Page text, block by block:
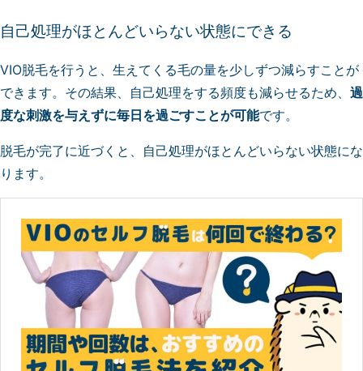
自己処理がほとんどいらない状態にできる
VIO脱毛を行うと、生えてくる毛の量を少しずつ減らすことが
できます。その結果、自己処理をする頻度も減らせるため、 過
度な刺激を与えずに毎日を過ごすことが可能です。
脱毛が完了に近づくと、自己処理がほとんどいらない状態にな
ります。